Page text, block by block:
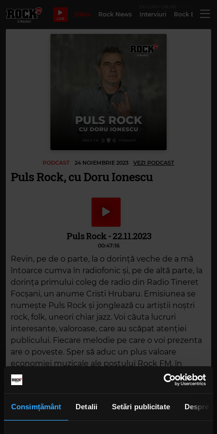
Consimțământ Detalii Setări publicitate Despre
LIVE
Bilete Rock News Interviuri Rock
PODCAST 24 NOIEMBRIE 2023 VEZI PODCAST
Puls Rock, cu Doru Ionescu
Puls Rock - 22.11.2023
00:47:16
Revin, pe de o parte, la o dorință veche de a mă
întoarce cumva în radiofonic și, pe de altă parte, la
dorința primului coleg de radio din Radio Tineret
Focșani, un anume Cristi Hrubaru. Emisiunea se
numește Puls Rock și jonglează cu artiștii noștri
rock, folk, uneori chiar jazz. Voi căuta lucruri
interesante, valoroase, care au scăpat atenției
publicului. Fiecare melodie pe care o voi prezenta
are o poveste. Sper să aduc un plus valoare
economiei muzicale ale postului Rock FM, în
această oră, în fiecare miercuri de la 19.00. Radioul
mi-a oferit și sunt sigur că îmi va oferi în